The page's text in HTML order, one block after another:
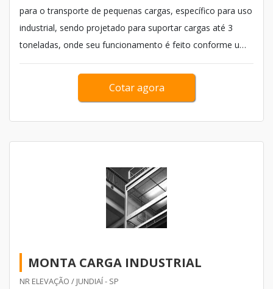
para o transporte de pequenas cargas, específico para uso
industrial, sendo projetado para suportar cargas até 3
toneladas, onde seu funcionamento é feito conforme uma
sincronização mecânica para movimentar verticalmente
uma determinada carga. O sistema pode ser produzido
com a presença de fusos de rosca trapezoidal, fusos de...
Cotar agora
MONTA CARGA INDUSTRIAL
NR ELEVAÇÃO / JUNDIAÍ - SP